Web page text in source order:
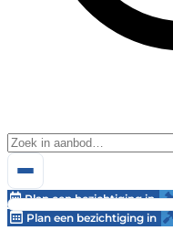
Plan een bezichtiging in
Plan een bezichtiging in